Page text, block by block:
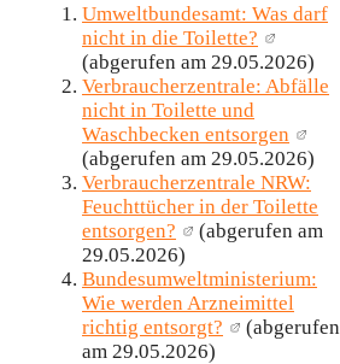
Umweltbundesamt: Was darf
nicht in die Toilette?
(abgerufen am 29.05.2026)
Verbraucherzentrale: Abfälle
nicht in Toilette und
Waschbecken entsorgen
(abgerufen am 29.05.2026)
Verbraucherzentrale NRW:
Feuchttücher in der Toilette
entsorgen?
(abgerufen am
29.05.2026)
Bundesumweltministerium:
Wie werden Arzneimittel
richtig entsorgt?
(abgerufen
am 29.05.2026)